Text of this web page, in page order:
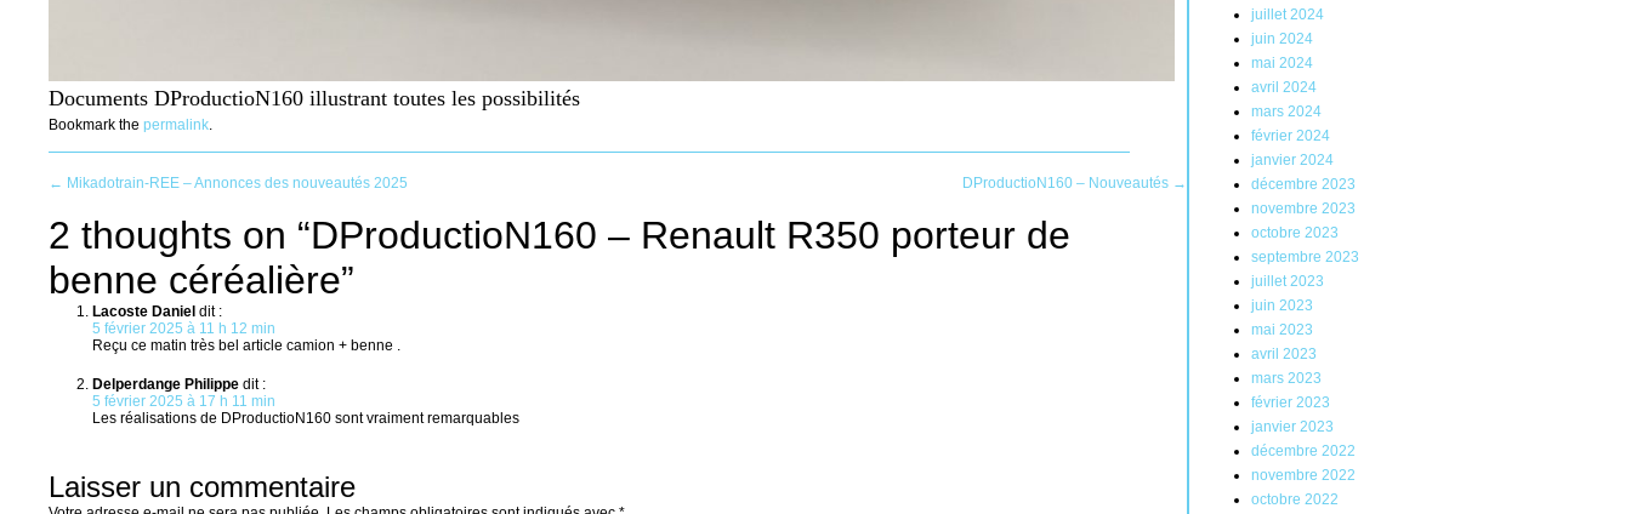
Documents DProductioN160 illustrant toutes les possibilités
Bookmark the permalink.
Post
navigation
← Mikadotrain-REE – Annonces des nouveautés 2025 DProductioN160 – Nouveautés →
2 thoughts on “DProductioN160 – Renault R350 porteur de
benne céréalière”
Lacoste Daniel dit :
5 février 2025 à 11 h 12 min
Reçu ce matin très bel article camion + benne .
Delperdange Philippe dit :
5 février 2025 à 17 h 11 min
Les réalisations de DProductioN160 sont vraiment remarquables
Laisser un commentaire
juillet 2024
juin 2024
mai 2024
avril 2024
mars 2024
février 2024
janvier 2024
décembre 2023
novembre 2023
octobre 2023
septembre 2023
juillet 2023
juin 2023
mai 2023
avril 2023
mars 2023
février 2023
janvier 2023
décembre 2022
novembre 2022
octobre 2022